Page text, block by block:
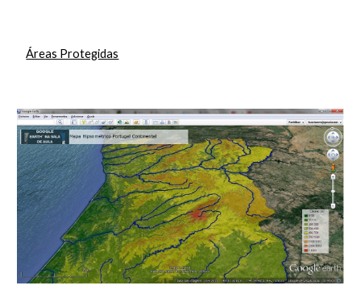
Áreas Protegidas